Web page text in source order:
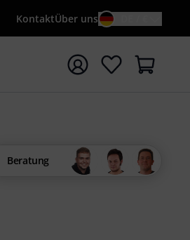
KontaktÜber uns
starten
Beratung